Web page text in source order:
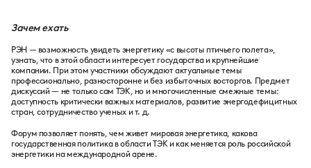
Зачем ехать
РЭН — возможность увидеть энергетику «с высоты птичьего полета»,
узнать, что в этой области интересует государства и крупнейшие
компании. При этом участники обсуждают актуальные темы
профессионально, разносторонне и без избыточных восторгов. Предмет
дискуссий — не только сам ТЭК, но и многочисленные смежные темы:
доступность критически важных материалов, развитие энергодефицитных
стран, сотрудничество ученых и т. д.
Форум позволяет понять, чем живет мировая энергетика, какова
государственная политика в области ТЭК и как меняется роль российской
энергетики на международной арене.